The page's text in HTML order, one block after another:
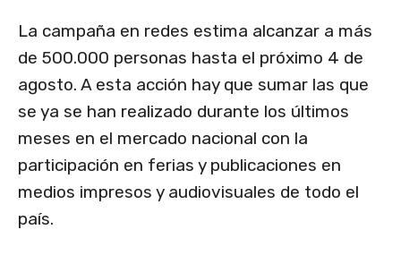
La campaña en redes estima alcanzar a más
de 500.000 personas hasta el próximo 4 de
agosto. A esta acción hay que sumar las que
se ya se han realizado durante los últimos
meses en el mercado nacional con la
participación en ferias y publicaciones en
medios impresos y audiovisuales de todo el
país.